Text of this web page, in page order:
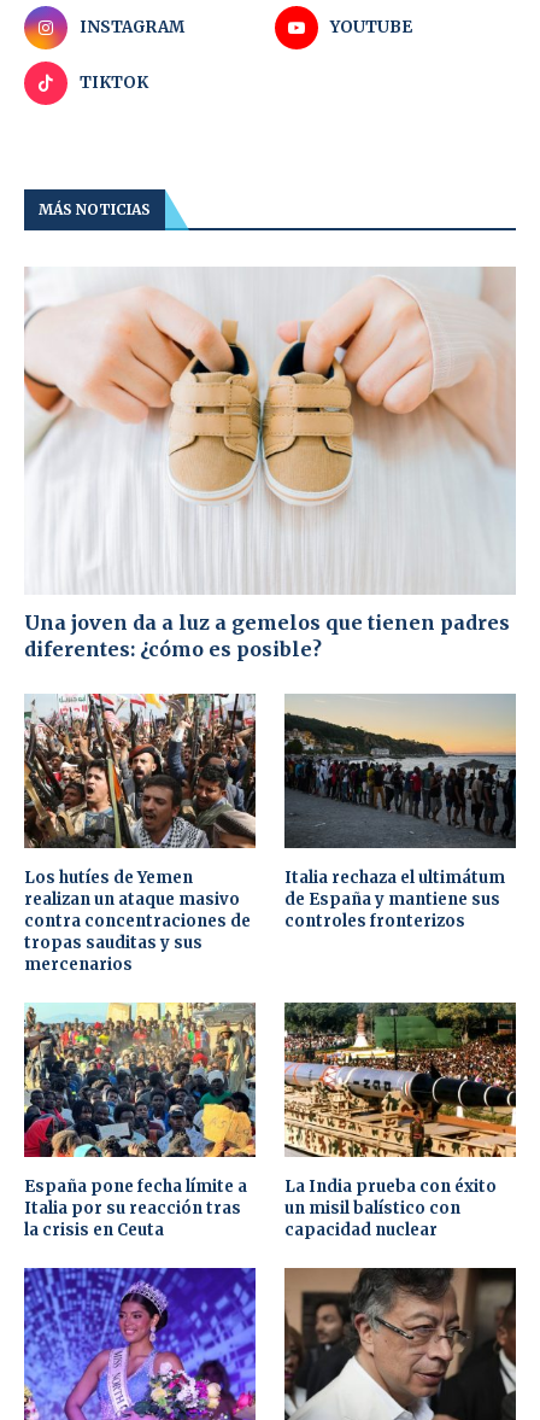
INSTAGRAM YOUTUBE
TIKTOK
MÁS NOTICIAS
Una joven da a luz a gemelos que tienen padres
diferentes: ¿cómo es posible?
Los hutíes de Yemen
realizan un ataque masivo
contra concentraciones de
tropas sauditas y sus
mercenarios
Italia rechaza el ultimátum
de España y mantiene sus
controles fronterizos
España pone fecha límite a
Italia por su reacción tras
la crisis en Ceuta
La India prueba con éxito
un misil balístico con
capacidad nuclear